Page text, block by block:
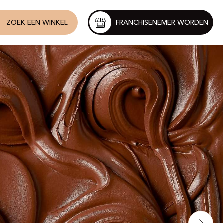
ZOEK EEN WINKEL FRANCHISENEMER WORDEN